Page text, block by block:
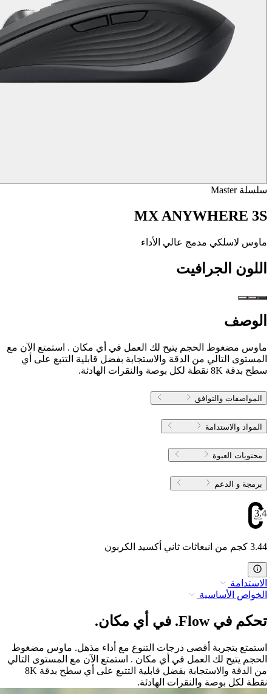
سلسلة Master
MX ANYWHERE 3S
ماوس لاسلكي مدمج عالي الأداء
اللون الجرافيت
الوصف
ماوس مضغوط الحجم يتيح لك العمل في أي مكان . استمتع الآن مع
المستوى التالي من الدقة والاستجابة بفضل قابلية التتبع على أي
سطح بدقة 8K نقطة لكل بوصة والنقرات الهادئة.
المواصفات والتوافق
المواد والاستدامة
محتويات العبوة
برمجة و الدعم
3.44
3.44 كجم من انبعاثات ثاني أكسيد الكربون
الاستدامة
الخواص الأساسية
تحكم في Flow. في أي مكان.
استمتع بتجربة أقصى درجات التنوع مع أداء مذهل. ماوس مضغوط
الحجم يتيح لك العمل في أي مكان . استمتع الآن مع المستوى التالي
من الدقة والاستجابة بفضل قابلية التتبع على أي سطح بدقة 8K
نقطة لكل بوصة والنقرات الهادئة.